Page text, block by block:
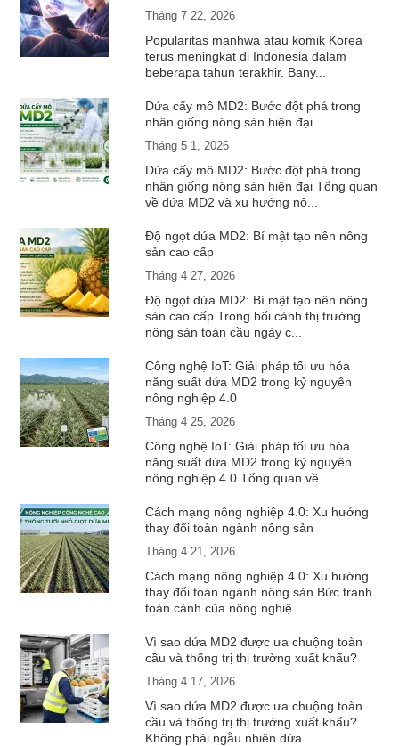
Tháng 7 22, 2026
Popularitas manhwa atau komik Korea
terus meningkat di Indonesia dalam
beberapa tahun terakhir. Bany...
Dứa cấy mô MD2: Bước đột phá trong
nhân giống nông sản hiện đại
Tháng 5 1, 2026
Dứa cấy mô MD2: Bước đột phá trong
nhân giống nông sản hiện đại Tổng quan
về dứa MD2 và xu hướng nô...
Độ ngọt dứa MD2: Bí mật tạo nên nông
sản cao cấp
Tháng 4 27, 2026
Độ ngọt dứa MD2: Bí mật tạo nên nông
sản cao cấp Trong bối cảnh thị trường
nông sản toàn cầu ngày c...
Công nghệ IoT: Giải pháp tối ưu hóa
năng suất dứa MD2 trong kỷ nguyên
nông nghiệp 4.0
Tháng 4 25, 2026
Công nghệ IoT: Giải pháp tối ưu hóa
năng suất dứa MD2 trong kỷ nguyên
nông nghiệp 4.0 Tổng quan về ...
Cách mạng nông nghiệp 4.0: Xu hướng
thay đổi toàn ngành nông sản
Tháng 4 21, 2026
Cách mạng nông nghiệp 4.0: Xu hướng
thay đổi toàn ngành nông sản Bức tranh
toàn cảnh của nông nghiệ...
Vì sao dứa MD2 được ưa chuộng toàn
cầu và thống trị thị trường xuất khẩu?
Tháng 4 17, 2026
Vì sao dứa MD2 được ưa chuộng toàn
cầu và thống trị thị trường xuất khẩu?
Không phải ngẫu nhiên dứa...